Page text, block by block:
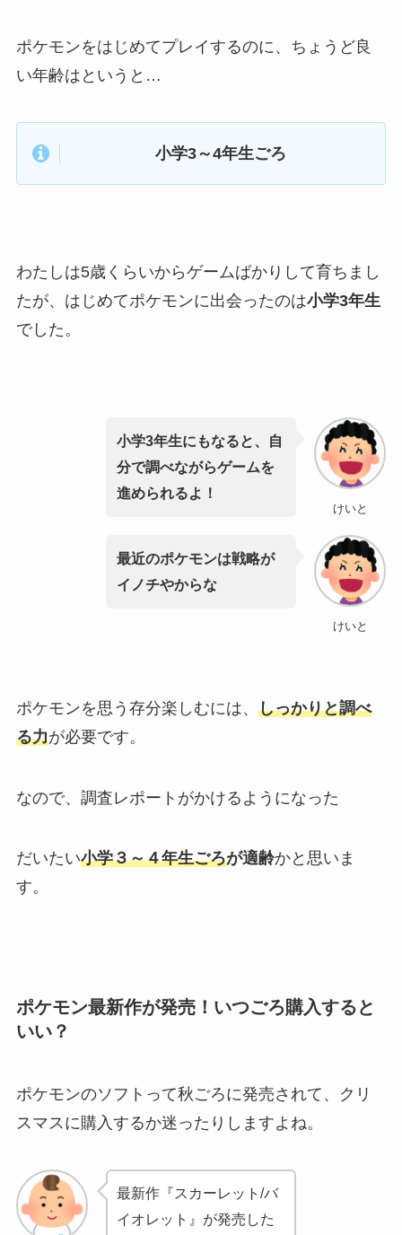
ポケモンをはじめてプレイするのに、ちょうど良
い年齢はというと…
小学3～4年生ごろ
わたしは5歳くらいからゲームばかりして育ちまし
たが、はじめてポケモンに出会ったのは小学3年生
でした。
けいと
小学3年生にもなると、自
分で調べながらゲームを
進められるよ！
けいと
最近のポケモンは戦略が
イノチやからな
ポケモンを思う存分楽しむには、 しっかりと調べ
る力が必要です。
なので、調査レポートがかけるようになった
だいたい小学３～４年生ごろが適齢かと思いま
す。
ポケモン最新作が発売！いつごろ購入すると
いい？
ポケモンのソフトって秋ごろに発売されて、クリ
スマスに購入するか迷ったりしますよね。
最新作『スカーレット/バ
イオレット』が発売した